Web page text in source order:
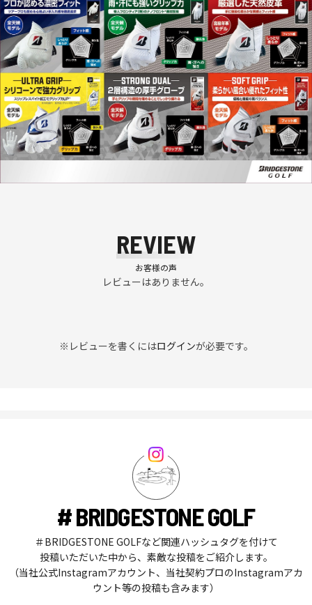
REVIEW
お客様の声
レビューはありません。
※レビューを書くにはログインが必要です。
# BRIDGESTONE GOLF
＃BRIDGESTONE GOLFなど関連ハッシュタグを付けて
投稿いただいた中から、素敵な投稿をご紹介します。
（当社公式Instagramアカウント、当社契約プロのInstagramアカ
ウント等の投稿も含みます）